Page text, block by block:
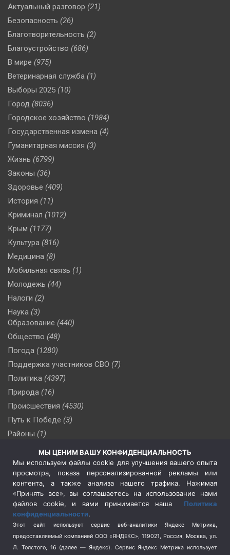
Актуальный разговор (21)
Безопасность (26)
Благотворительность (2)
Благоустройство (686)
В мире (975)
Ветеринарная служба (1)
Выборы 2025 (10)
Город (8036)
Городское хозяйство (1984)
Государственная измена (4)
Гуманитарная миссия (3)
Жизнь (6799)
Законы (36)
Здоровье (409)
История (11)
Криминал (1012)
Крым (1177)
Культура (816)
Медицина (8)
Мобильная связь (1)
Молодежь (44)
Налоги (2)
Наука (3)
Образование (440)
Общество (48)
Погода (1280)
Поддержка участников СВО (7)
Политика (4397)
Природа (16)
Происшествия (4530)
Путь к Победе (3)
Районы (1)
(510)
Сельское хозяйство (3)
Социальная политика
(3)
Спецоперация в Украине
Спецоперация на Украине
(404)
Спорт (740)
Терроризм (1)
МЫ ЦЕНИМ ВАШУ КОНФИДЕНЦИАЛЬНОСТЬ
Мы используем файлы cookie для улучшения вашего опыта
просмотра, показа персонализированной рекламы или
контента, а также анализа нашего трафика. Нажимая
«Принять все», вы соглашаетесь на использование нами
файлов cookie, и вами принимается наша Политика
конфиденциальности.
Этот сайт использует сервис веб-аналитики Яндекс Метрика,
предоставляемый компанией ООО «ЯНДЕКС», 119021, Россия, Москва, ул.
Л. Толстого, 16 (далее — Яндекс). Сервис Яндекс Метрика использует